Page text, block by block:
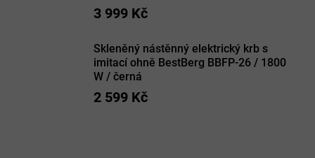
3 999 Kč
Skleněný nástěnný elektrický krb s
imitací ohně BestBerg BBFP-26 / 1800
W / černá
2 599 Kč